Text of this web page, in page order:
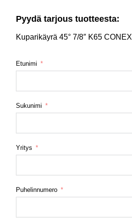
Pyydä tarjous tuotteesta:
Kuparikäyrä 45° 7/8″ K65 CONEX
Etunimi
Sukunimi
Yritys
Puhelinnumero